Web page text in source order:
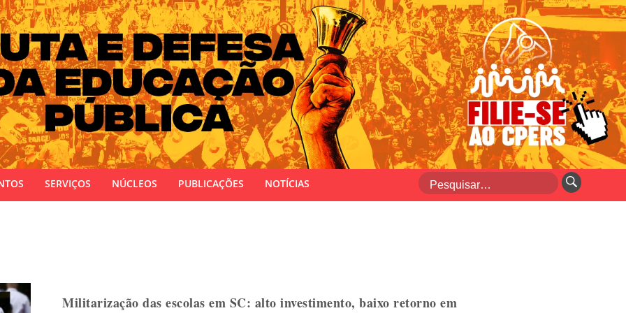
Estado do Rio Grande do Sul
SERVIÇOS NÚCLEOS PUBLICAÇÕES NOTÍCIAS
Militarização das escolas em SC: alto investimento, baixo retorno em